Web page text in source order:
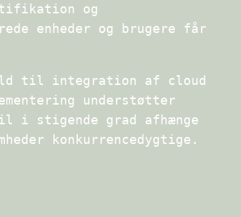
og
enheder og brugere får
til integration af cloud
understøtter
i stigende grad afhænge
konkurrencedygtige.